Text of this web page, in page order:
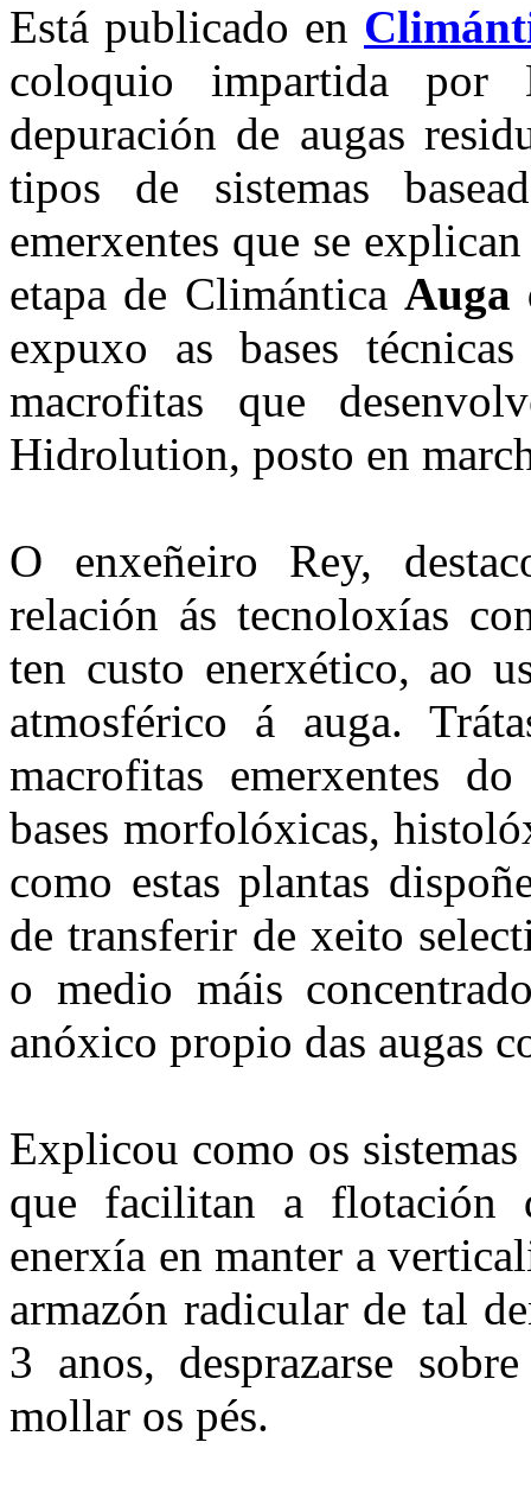
Está publicado en
coloquio impartida por
depuración de augas
tipos de sistemas
emerxentes que se
etapa de Climántica Auga
expuxo as bases
macrofitas que
Hidrolution, posto en
O enxeñeiro Rey,
relación ás tecnoloxías
ten custo enerxético, ao
atmosférico á auga.
macrofitas emerxentes
bases morfolóxicas,
como estas plantas
de transferir de xeito
o medio máis
anóxico propio das augas
Explicou como os
que facilitan a flotación
enerxía en manter a
armazón radicular de tal
3 anos, desprazarse
mollar os pés.